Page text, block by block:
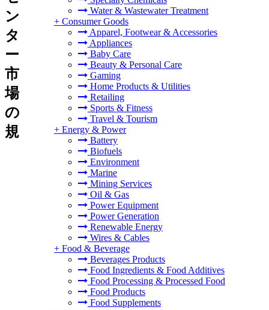
Water & Wastewater Treatment
+ Consumer Goods
Apparel, Footwear & Accessories
Appliances
Baby Care
Beauty & Personal Care
Gaming
Home Products & Utilities
Retailing
Sports & Fitness
Travel & Tourism
+ Energy & Power
Battery
Biofuels
Environment
Marine
Mining Services
Oil & Gas
Power Equipment
Power Generation
Renewable Energy
Wires & Cables
+ Food & Beverage
Beverages Products
Food Ingredients & Food Additives
Food Processing & Processed Food
Food Products
Food Supplements
ン
タ
ー
市
場
の
規